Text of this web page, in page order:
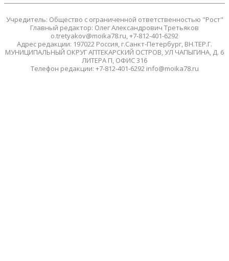
Учредитель: Общество с ограниченной ответственностью "Рост"
Главный редактор: Олег Александрович Третьяков
o.tretyakov@moika78.ru, +7-812-401-6292
Адрес редакции: 197022 Россия, г.Санкт-Петербург, ВН.ТЕР.Г.
МУНИЦИПАЛЬНЫЙ ОКРУГ АПТЕКАРСКИЙ ОСТРОВ, УЛ ЧАПЫГИНА, Д. 6
ЛИТЕРА П, ОФИС 316
Телефон редакции: +7-812-401-6292 info@moika78.ru